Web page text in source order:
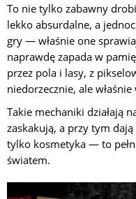
To nie tylko zabawny
lekko absurdalne, a
gry — właśnie one
naprawdę zapada w
przez pola i lasy, z
niedorzecznie, ale
Takie mechaniki działają
zaskakują, a przy tym
tylko kosmetyka — to
światem.